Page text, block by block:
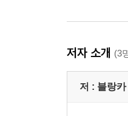
저자 소개 (3
저 : 블랑